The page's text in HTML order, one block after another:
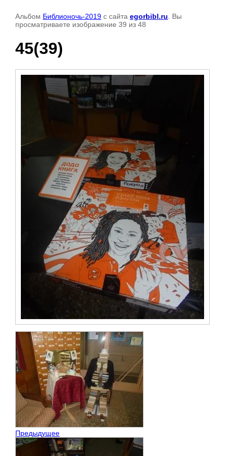
Альбом Библионочь-2019 с сайта egorbibl.ru . Вы
просматриваете изображение 39 из 48
45(39)
Предыдущее